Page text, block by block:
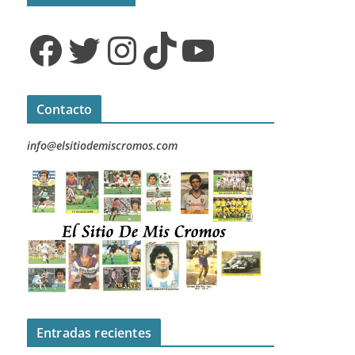
Facebook Twitter InstagramTikTok YouTube
Contacto
info@elsitiodemiscromos.com
Entradas recientes